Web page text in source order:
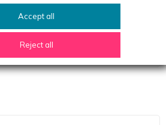
3 см
Accept all
Reject all